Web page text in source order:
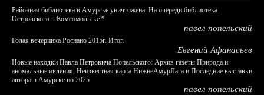
Районная библиотека в Амурске уничтожена. На очереди библиотека
Островского в Комсомольске?!
павел попельский
Голая вечеринка Роснано 2015г. Итог.
Евгений Афанасьев
Новые находки Павла Петровича Попельского: Архив газеты Природа и
аномальные явления, Неизвестная карта НижнеАмурЛага и Последние выставки
автора в Амурске по 2025
павел попельский